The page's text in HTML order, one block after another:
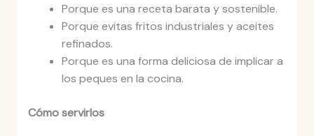
Porque es una receta barata y sostenible.
Porque evitas fritos industriales y aceites
refinados.
Porque es una forma deliciosa de implicar a
los peques en la cocina.
Cómo servirlos